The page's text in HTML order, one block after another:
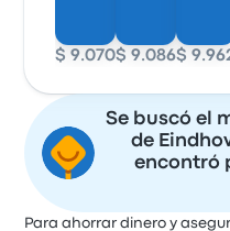
$ 9.070$ 9.086$
Se buscó el
de
encontró
Para ahorrar dinero y